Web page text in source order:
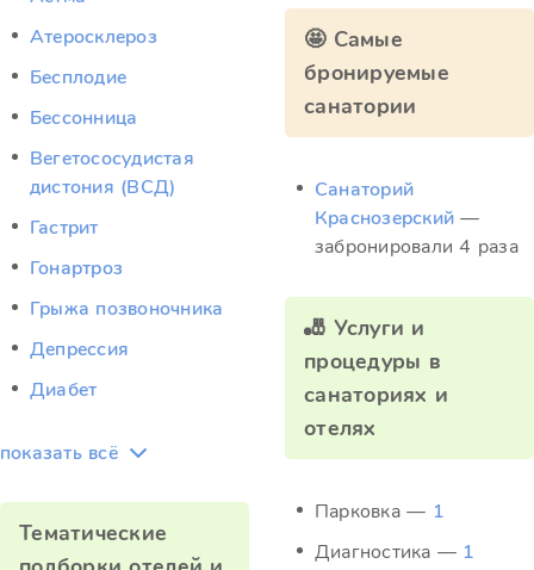
Атеросклероз
Бесплодие
Бессонница
Вегетососудистая
дистония (ВСД)
Гастрит
Гонартроз
Грыжа позвоночника
Депрессия
Диабет
показать всё
Тематические
🤩 Самые
бронируемые
санатории
Санаторий
Краснозерский —
забронировали 4 раза
🎳 Услуги и
процедуры в
санаториях и
отелях
Парковка — 1
Диагностика — 1